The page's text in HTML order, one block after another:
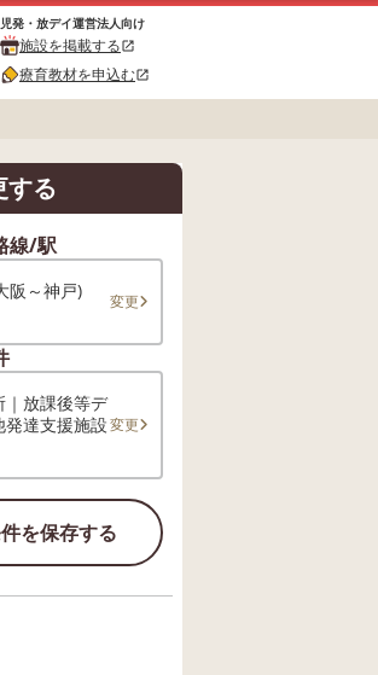
児発・放デイ運営法人向け
施設を掲載するopen_in_new
療育教材を申込むopen_in_new
する
線/駅
阪～神戸)
変更
｜放課後等デ
達支援施設変更
を保存する